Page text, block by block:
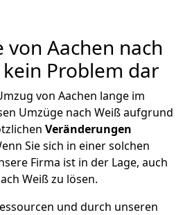
Aachen nach
Problem dar
von Aachen lange im
Umzüge nach Weiß aufgrund
Veränderungen
Sie sich in einer solchen
Firma ist in der Lage, auch
Weiß zu lösen.
und durch unseren